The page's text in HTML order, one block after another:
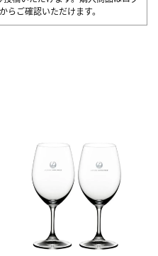
からご確認いただけます。